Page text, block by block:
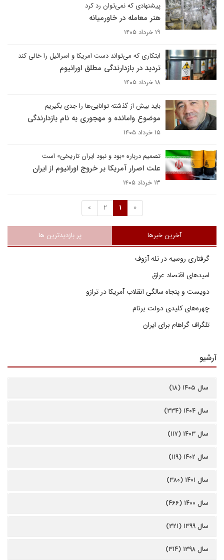
پیشنهادی که نمی‌توان رد کرد
هنر معامله در خاورمیانه
۱۹ خرداد ۱۴۰۵
ابتکاری که می‌تواند دست امریکا و اسرائیل را خالی کند
تردید در بازدارندگی مطلق اورانیوم
۱۸ خرداد ۱۴۰۵
باید بیش از گذشته توانایی‌ها را جدی بگیریم
موضوع وامانده و مهجوری به نام بازدارندگی
۱۵ خرداد ۱۴۰۵
تصمیم درباره «بود و نبود ایران تاریخی» است
علت اصرار آمریکا بر خروج اورانیوم از ایران
۱۳ خرداد ۱۴۰۵
«
1
2
»
آخرین خبرها پر بازدیدترین ها
گرفتاری روسیه در تله آزوف
امیدهای اقتصاد عراق
دویست و پنجاه سالگی انقلاب آمریکا در ترازو
چهره‌های کلیدی دولت برنام
تلگراف گراهام برای ایران
آرشیو
سال ۱۴۰۵ (۱۸)
سال ۱۴۰۴ (۳۳۴)
سال ۱۴۰۳ (۱۱۷)
سال ۱۴۰۲ (۱۱۹)
سال ۱۴۰۱ (۳۸۰)
سال ۱۴۰۰ (۴۶۶)
سال ۱۳۹۹ (۳۲۱)
سال ۱۳۹۸ (۳۱۴)